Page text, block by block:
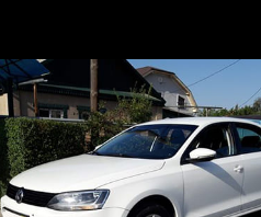
NISSAN
2017 год